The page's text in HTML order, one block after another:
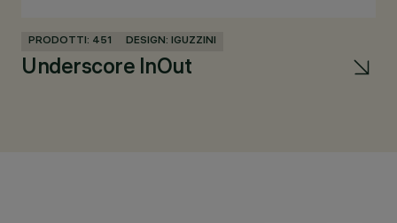
PRODOTTI: 451 DESIGN: IGUZZINI
Underscore InOut